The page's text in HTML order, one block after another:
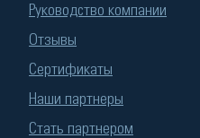
Руководство компании
Отзывы
Сертификаты
Наши партнеры
Стать партнером